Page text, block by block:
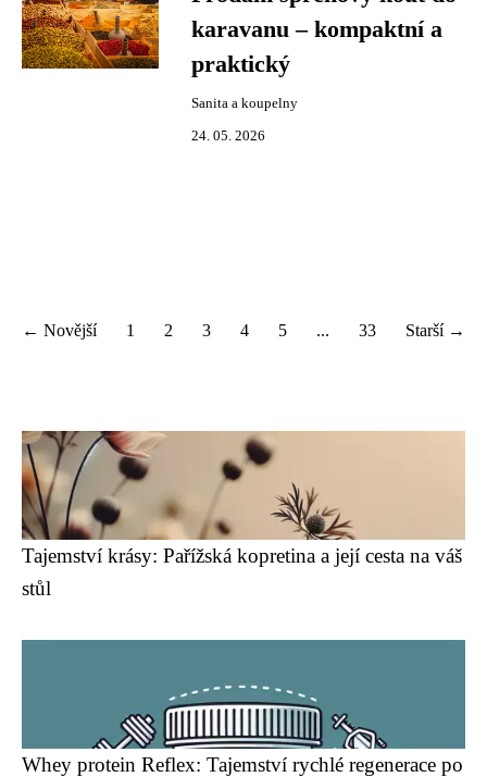
karavanu – kompaktní a
praktický
Sanita a koupelny
24. 05. 2026
← Novější 1 2 3 4 5 ... 33 Starší →
Tajemství krásy: Pařížská kopretina a její cesta na váš
stůl
Whey protein Reflex: Tajemství rychlé regenerace po